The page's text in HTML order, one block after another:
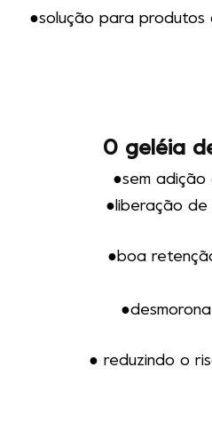
●solução para
0 geléia
●sem adição
● liberação
●boa
● reduzindo o